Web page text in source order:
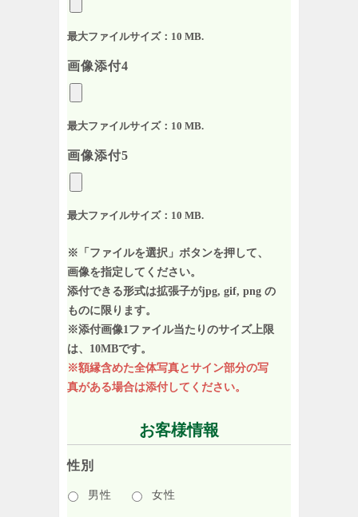
最大ファイルサイズ：10 MB.
画像添付4
最大ファイルサイズ：10 MB.
画像添付5
最大ファイルサイズ：10 MB.
※「ファイルを選択」ボタンを押して、
画像を指定してください。
添付できる形式は拡張子がjpg, gif, png の
ものに限ります。
※添付画像1ファイル当たりのサイズ上限
は、10MBです。
※額縁含めた全体写真とサイン部分の写
真がある場合は添付してください。
お客様情報
性別
男性 女性